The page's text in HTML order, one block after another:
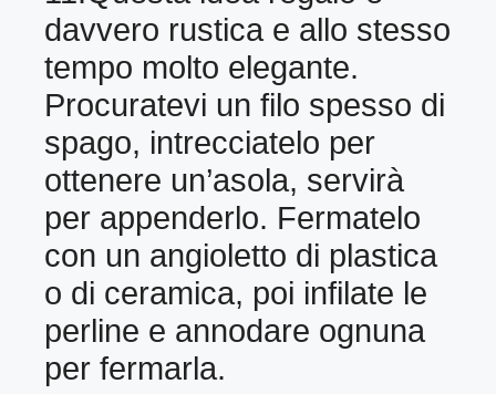
davvero rustica e allo stesso
tempo molto elegante.
Procuratevi un filo spesso di
spago, intrecciatelo per
ottenere un’asola, servirà
per appenderlo. Fermatelo
con un angioletto di plastica
o di ceramica, poi infilate le
perline e annodare ognuna
per fermarla.